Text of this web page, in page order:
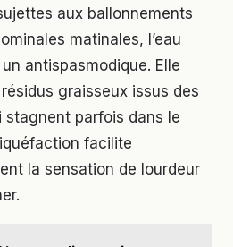
aux ballonnements
matinales, l’eau
antispasmodique. Elle
graisseux issus des
stagnent parfois dans le
facilite
la sensation de lourdeur